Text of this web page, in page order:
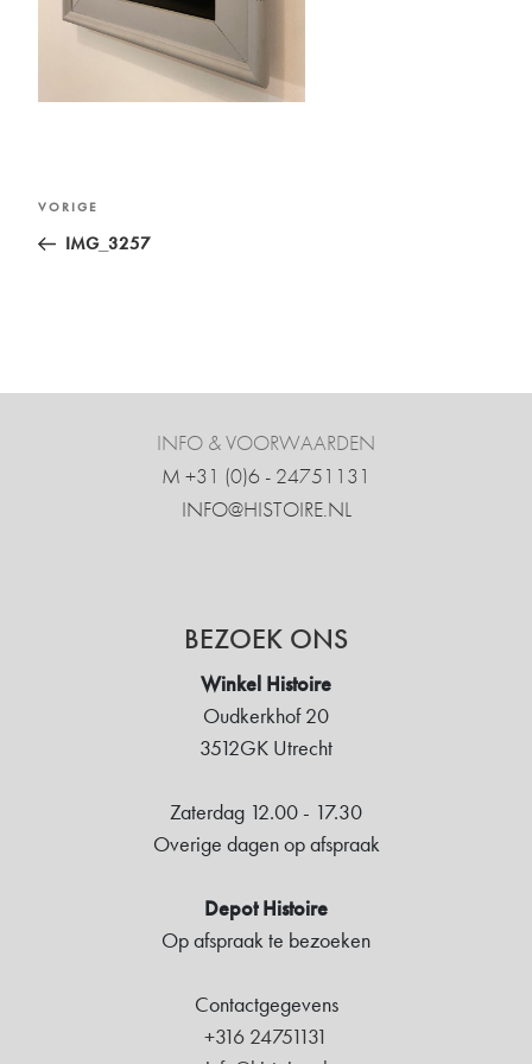
Bericht
navigatie
Vorig
bericht
VORIGE
IMG_3257
INFO & VOORWAARDEN
M +31 ‍(0)6 - 24751131
INFO@HISTOIRE.NL
BEZOEK ONS
Winkel Histoire
Oudkerkhof 20
3512GK Utrecht
Zaterdag 12.00 - 17.30
Overige dagen op afspraak
Depot Histoire
Op afspraak te bezoeken
Contactgegevens
+316 24751131